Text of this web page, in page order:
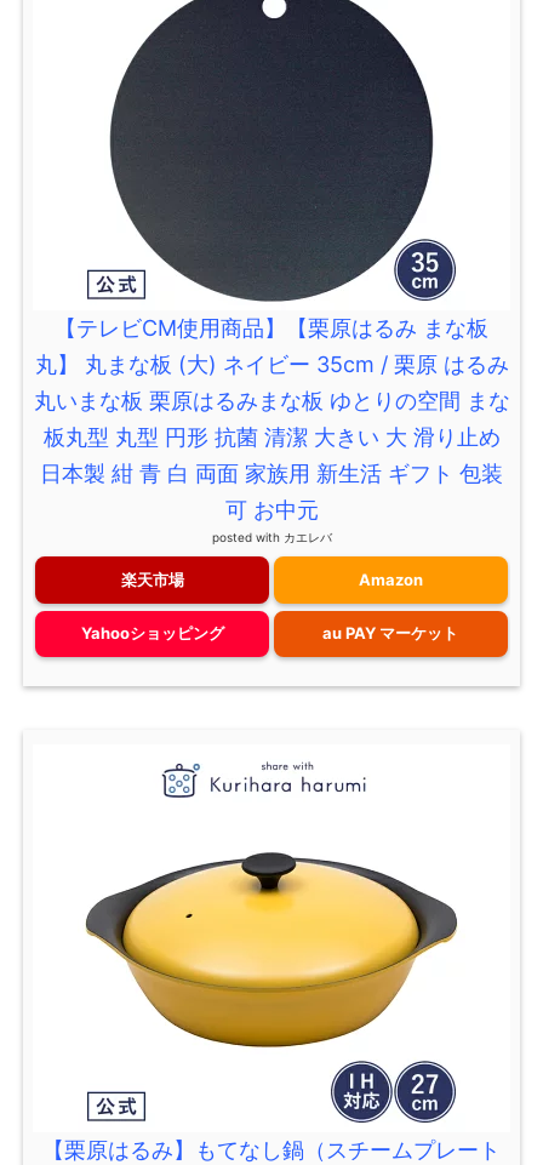
【テレビCM使用商品】【栗原はるみ まな板
丸】 丸まな板 (大) ネイビー 35cm / 栗原 はるみ
丸いまな板 栗原はるみまな板 ゆとりの空間 まな
板丸型 丸型 円形 抗菌 清潔 大きい 大 滑り止め
日本製 紺 青 白 両面 家族用 新生活 ギフト 包装
可 お中元
posted with カエレバ
楽天市場 Amazon
Yahooショッピング au PAY マーケット
【栗原はるみ】もてなし鍋（スチームプレート